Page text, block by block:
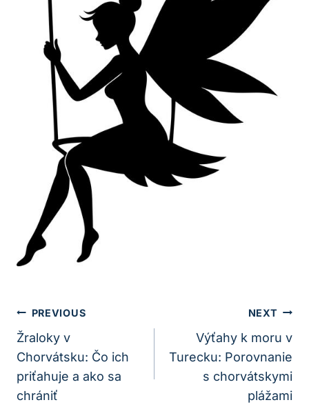
Navigácia
V
Článku
PREVIOUS
Žraloky v
Chorvátsku: Čo ich
priťahuje a ako sa
chrániť
NEXT
Výťahy k moru v
Turecku: Porovnanie
s chorvátskymi
plážami